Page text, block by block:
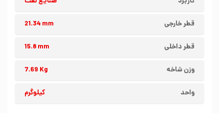
قطر خارجی 21.34 mm
قطر داخلی 15.8 mm
وزن شاخه 7.69 Kg
واحد کیلوگرم